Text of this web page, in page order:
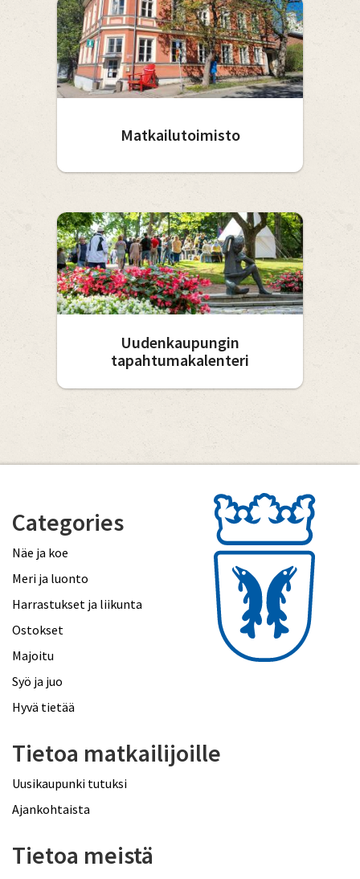
Matkailutoimisto
Uudenkaupungin
tapahtumakalenteri
Categories
Näe ja koe
Meri ja luonto
Harrastukset ja liikunta
Ostokset
Majoitu
Syö ja juo
Hyvä tietää
Tietoa matkailijoille
Uusikaupunki tutuksi
Ajankohtaista
Tietoa meistä